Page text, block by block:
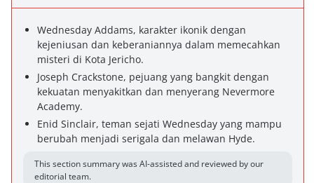
Wednesday Addams, karakter ikonik dengan
kejeniusan dan keberaniannya dalam memecahkan
misteri di Kota Jericho.
Joseph Crackstone, pejuang yang bangkit dengan
kekuatan menyakitkan dan menyerang Nevermore
Academy.
Enid Sinclair, teman sejati Wednesday yang mampu
berubah menjadi serigala dan melawan Hyde.
This section summary was AI-assisted and reviewed by our
editorial team.